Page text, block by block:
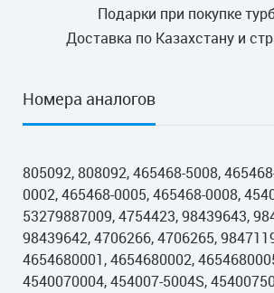
Подарки при покупке
Доставка по Казахстану и
Номера аналогов
805092, 808092, 465468-5008,
0002, 465468-0005, 465468-0008,
53279887009, 4754423, 98439643,
98439642, 4706266, 4706265,
4654680001, 4654680002,
4540070004, 454007-5004S,